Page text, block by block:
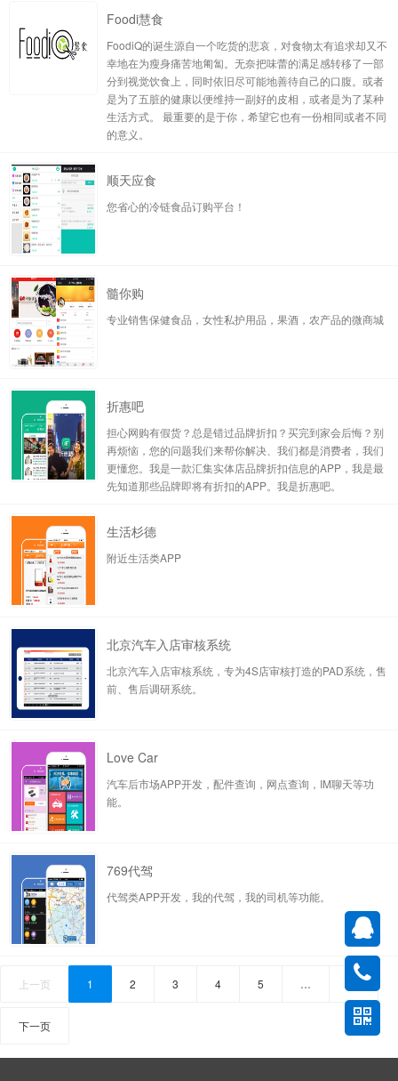
Foodi慧食
FoodiQ的诞生源自一个吃货的悲哀，对食物太有追求却又不
幸地在为瘦身痛苦地匍匐。无奈把味蕾的满足感转移了一部
分到视觉饮食上，同时依旧尽可能地善待自己的口腹。或者
是为了五脏的健康以便维持一副好的皮相，或者是为了某种
生活方式。 最重要的是于你，希望它也有一份相同或者不同
的意义。
顺天应食
您省心的冷链食品订购平台！
髓你购
专业销售保健食品，女性私护用品，果酒，农产品的微商城
折惠吧
担心网购有假货？总是错过品牌折扣？买完到家会后悔？别
再烦恼，您的问题我们来帮你解决、我们都是消费者，我们
更懂您。我是一款汇集实体店品牌折扣信息的APP，我是最
先知道那些品牌即将有折扣的APP。我是折惠吧。
生活杉德
附近生活类APP
北京汽车入店审核系统
北京汽车入店审核系统，专为4S店审核打造的PAD系统，售
前、售后调研系统。
Love Car
汽车后市场APP开发，配件查询，网点查询，IM聊天等功
能。
769代驾
代驾类APP开发，我的代驾，我的司机等功能。
上一页 1 2 3 4 5 …
下一页